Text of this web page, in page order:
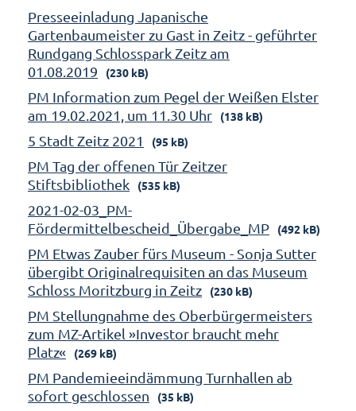
Presseeinladung Japanische
Gartenbaumeister zu Gast in Zeitz - geführter
Rundgang Schlosspark Zeitz am
01.08.2019
(230 kB)
PM Information zum Pegel der Weißen Elster
am 19.02.2021, um 11.30 Uhr
(138 kB)
5 Stadt Zeitz 2021 (95 kB)
PM Tag der offenen Tür Zeitzer
Stiftsbibliothek
(535 kB)
2021-02-03_PM-
Fördermittelbescheid_Übergabe_MP
(492 kB)
PM Etwas Zauber fürs Museum - Sonja Sutter
übergibt Originalrequisiten an das Museum
Schloss Moritzburg in Zeitz
(230 kB)
PM Stellungnahme des Oberbürgermeisters
zum MZ-Artikel »Investor braucht mehr
Platz«
(269 kB)
PM Pandemieeindämmung Turnhallen ab
sofort geschlossen
(35 kB)